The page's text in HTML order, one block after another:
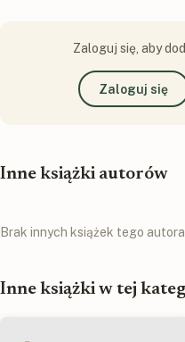
Zaloguj się, aby
Zaloguj się
Inne książki autorów
Brak innych książek tego
Inne książki w tej